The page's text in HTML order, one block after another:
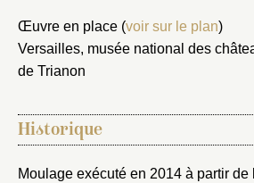
Œuvre en place (voir sur le plan)
Versailles, musée national des
de Trianon
Historique
Moulage exécuté en 2014 à partir
Nouveau dossier
Créer et ajouter
Envoyer
Vous n'êtes pas encore inscrit ?Créer un
Vous avez oublié votre mot de passe ?